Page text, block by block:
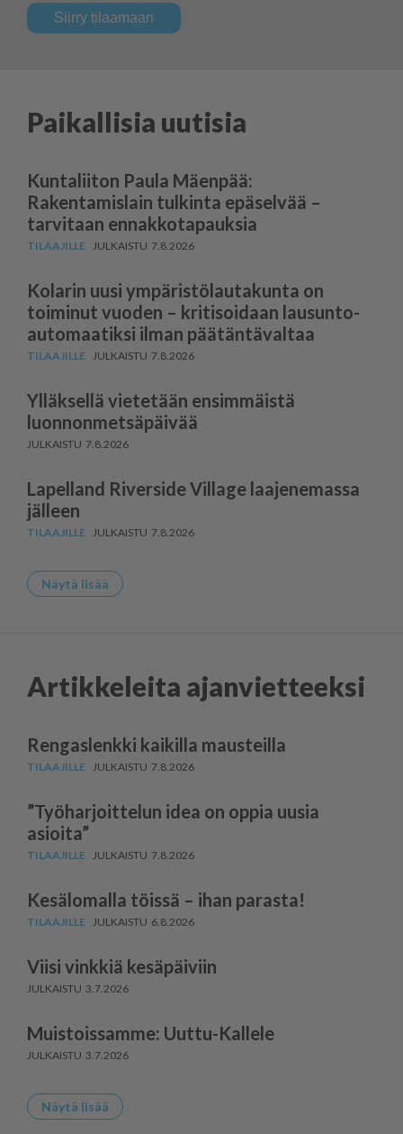
Siirry tilaamaan
Paikallisia uutisia
Kuntaliiton Paula Mäenpää:
Rakentamislain tulkinta epäselvää –
tarvitaan ennakkotapauksia
7.8.2026
Kolarin uusi ympäris­tö­lau­takunta on
toiminut vuoden – kritisoidaan lausun­to­
au­to­maatiksi ilman päätäntävaltaa
7.8.2026
Ylläksellä vietetään ensimmäistä
luonnonmetsäpäivää
7.8.2026
Lapelland Riverside Village laajenemassa
jälleen
7.8.2026
Näytä lisää
Artikkeleita ajanvietteeksi
Rengaslenkki kaikilla mausteilla
7.8.2026
”Työharjoittelun idea on oppia uusia
asioita”
7.8.2026
Kesälomalla töissä – ihan parasta!
6.8.2026
Viisi vinkkiä kesäpäiviin
3.7.2026
Muistoissamme: Uuttu-Kallele
3.7.2026
Näytä lisää